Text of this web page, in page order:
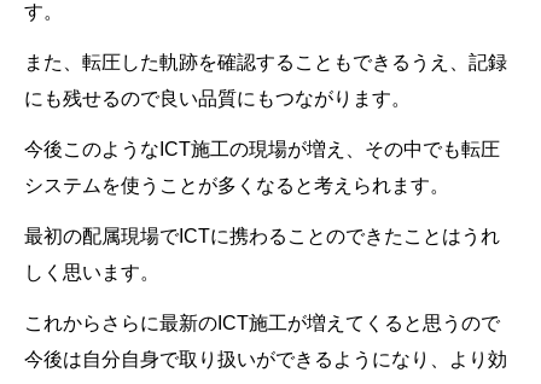
す。
また、転圧した軌跡を確認することもできるうえ、記録
にも残せるので良い品質にもつながります。
今後このようなICT施工の現場が増え、その中でも転圧
システムを使うことが多くなると考えられます。
最初の配属現場でICTに携わることのできたことはうれ
しく思います。
これからさらに最新のICT施工が増えてくると思うので
今後は自分自身で取り扱いができるようになり、
より効